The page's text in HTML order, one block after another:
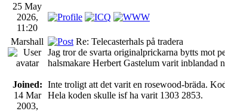
25 May
2026,
11:20
Marshall
Joined:
14 Mar
2003,
Re: Telecasterhals på tradera
Jag tror de svarta originalprickarna bytts mot
halsmakare Herbert Gastelum varit inblandad
Inte troligt att det varit en rosewood-bräda.
Hela koden skulle isf ha varit 1303 2853.